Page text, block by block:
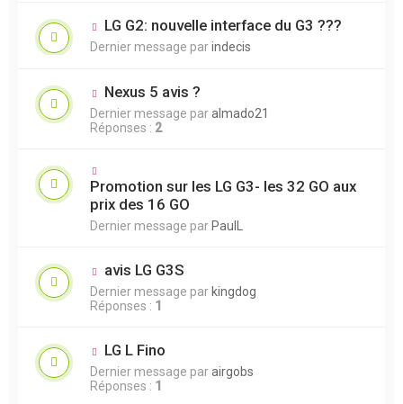
LG G2: nouvelle interface du G3 ???
Dernier message parindecis
Nexus 5 avis ?
Dernier message paralmado21
Réponses : 2
Promotion sur les LG G3- les 32 GO aux
prix des 16 GO
Dernier message parPaulL
avis LG G3S
Dernier message parkingdog
Réponses : 1
LG L Fino
Dernier message parairgobs
Réponses : 1